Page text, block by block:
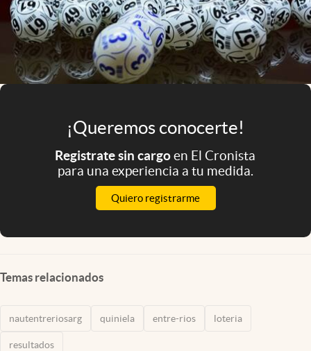
El Cronista Studio
Mediakit
abre en nueva pestaña
Argentina
¡Queremos conocerte!
Registrate sin cargoen El Cronista
para una experiencia a tu medida.
Quiero registrarme
Temas relacionados
nautentreriosarg quiniela entre-rios loteria
resultados